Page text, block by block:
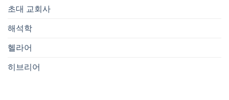
초대 교회사
해석학
헬라어
히브리어